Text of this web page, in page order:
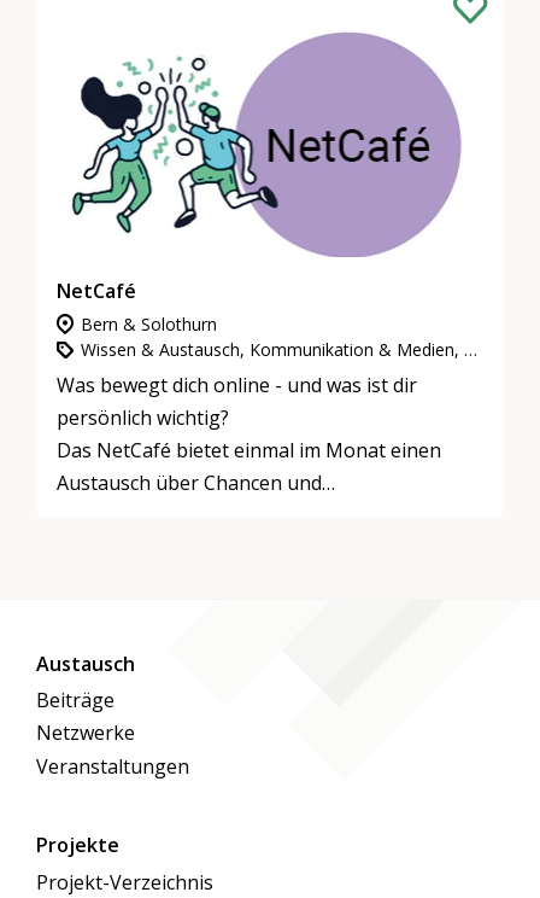
NetCafé
Bern & Solothurn
Wissen & Austausch, Kommunikation & Medien, Bildung
Was bewegt dich online - und was ist dir
persönlich wichtig?
Das NetCafé bietet einmal im Monat einen
Austausch über Chancen und
Austausch
Beiträge
Netzwerke
Veranstaltungen
Projekte
Projekt-Verzeichnis